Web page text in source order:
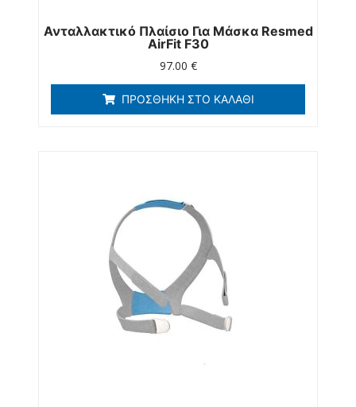
Ανταλλακτικό Πλαίσιο Για Μάσκα Resmed
AirFit F30
97.00 €
ΠΡΟΣΘΉΚΗ ΣΤΟ ΚΑΛΆΘΙ